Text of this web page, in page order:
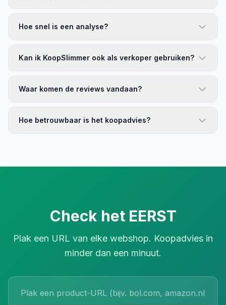
Hoe snel is een analyse?
Kan ik KoopSlimmer ook als verkoper gebruiken?
Waar komen de reviews vandaan?
Hoe betrouwbaar is het koopadvies?
Check het EERST
Plak een URL van elke webshop. Koopadvies in
minder dan een minuut.